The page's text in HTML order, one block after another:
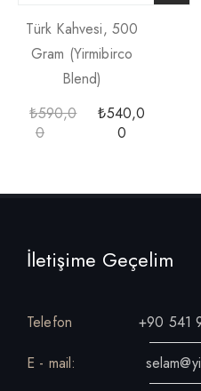
Türk Kahvesi, 500
Gram (yirmibirco
Blend)
₺590,0
0
₺540,0
0
İletişime Geçelim
Telefon
+90 541
E - mail: